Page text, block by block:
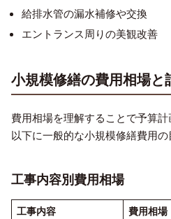
給排水管の漏水補修や交換
エントランス周りの美観改善
小規模修繕の費用相場と
費用相場を理解することで予算計
以下に一般的な小規模修繕費用の
工事内容別費用相場
工事内容
費用相場